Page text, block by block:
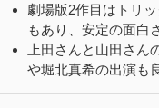
劇場版2作目はトリ
もあり、安定の面白
上田さんと山田さ
や堀北真希の出演も